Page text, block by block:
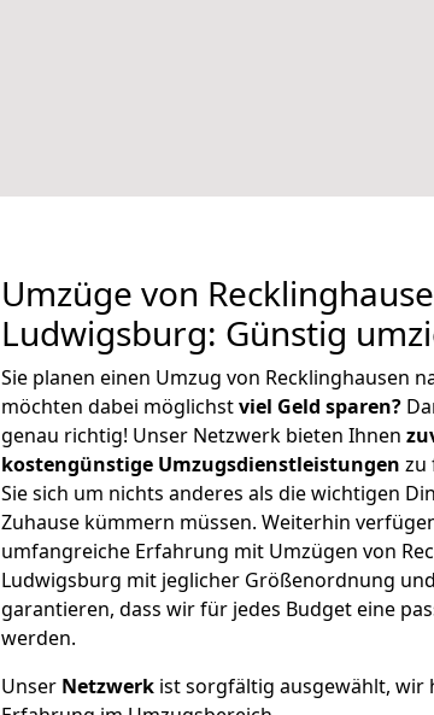
Umzüge von
Ludwigsburg: Günstig
Sie planen einen Umzug von Recklinghausen
möchten dabei möglichstviel Geld sparen?
genau richtig! Unser Netzwerk bieten Ihnen
kostengünstige Umzugsdienstleistungen zu
Sie sich um nichts anderes als die wichtigen
Zuhause kümmern müssen. Weiterhin
umfangreiche Erfahrung mit Umzügen von
Ludwigsburg mit jeglicher Größenordnung
garantieren, dass wir für jedes Budget eine
werden.
Unser Netzwerk ist sorgfältig ausgewählt, wir